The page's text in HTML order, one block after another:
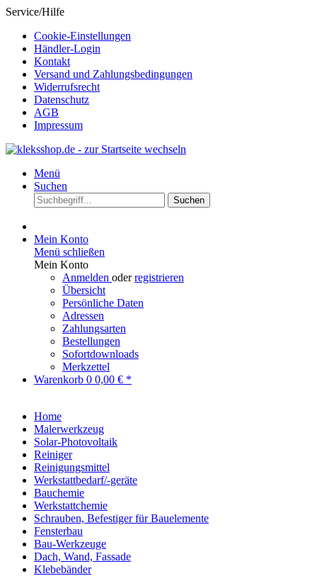
Service/Hilfe
Cookie-Einstellungen
Händler-Login
Kontakt
Versand und Zahlungsbedingungen
Widerrufsrecht
Datenschutz
AGB
Impressum
Menü
Suchen
Suchen
Mein Konto
Menü schließen
Mein Konto
Anmelden oderregistrieren
Übersicht
Persönliche Daten
Adressen
Zahlungsarten
Bestellungen
Sofortdownloads
Merkzettel
Warenkorb 0 0,00 € *
Home
Malerwerkzeug
Solar-Photovoltaik
Reiniger
Reinigungsmittel
Werkstattbedarf/-geräte
Bauchemie
Werkstattchemie
Schrauben, Befestiger für Bauelemente
Fensterbau
Bau-Werkzeuge
Dach, Wand, Fassade
Klebebänder